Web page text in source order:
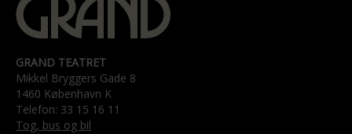
GRAND TEATRET
Mikkel Bryggers Gade 8
1460 København K
Telefon: 33 15 16 11
Tog, bus og bil